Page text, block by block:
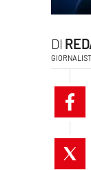
lacitymag.it